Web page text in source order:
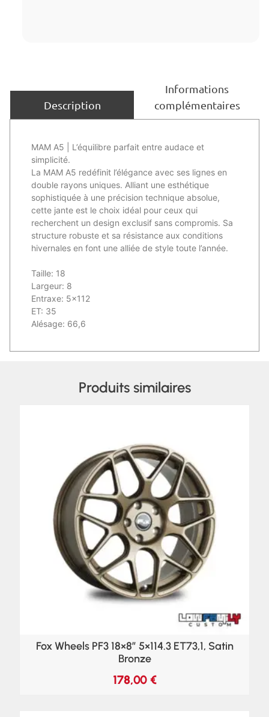
Description
Informations
complémentaires
MAM A5 | L’équilibre parfait entre audace et
simplicité.
La MAM A5 redéfinit l’élégance avec ses lignes en
double rayons uniques. Alliant une esthétique
sophistiquée à une précision technique absolue,
cette jante est le choix idéal pour ceux qui
recherchent un design exclusif sans compromis. Sa
structure robuste et sa résistance aux conditions
hivernales en font une alliée de style toute l’année.
Taille: 18
Largeur: 8
Entraxe: 5×112
ET: 35
Alésage: 66,6
Produits similaires
Fox Wheels PF3 18×8″ 5×114.3 ET73,1, Satin
Bronze
178,00 €